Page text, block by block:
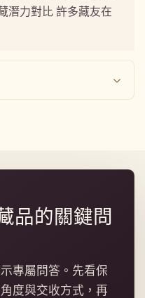
潛力對比 許多藏友在
品的關鍵問
專屬問答。先看保
度與交收方式，再